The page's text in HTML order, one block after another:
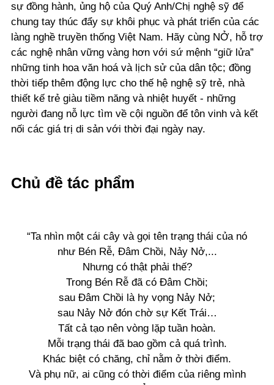
sự đồng hành, ủng hộ của Quý Anh/Chị nghệ sỹ để
chung tay thúc đẩy sự khôi phục và phát triển của các
làng nghề truyền thống Việt Nam. Hãy cùng NỞ, hỗ trợ
các nghệ nhân vững vàng hơn với sứ mệnh “giữ lửa”
những tinh hoa văn hoá và lịch sử của dân tộc; đồng
thời tiếp thêm động lực cho thế hệ nghệ sỹ trẻ, nhà
thiết kế trẻ giàu tiềm năng và nhiệt huyết - những
người đang nỗ lực tìm về cội nguồn để tôn vinh và kết
nối các giá trị di sản với thời đại ngày nay.
Chủ đề tác phẩm
“Ta nhìn một cái cây và gọi tên trạng thái của nó
như Bén Rễ, Đâm Chồi, Nảy Nở,...
Nhưng có thật phải thế?
Trong Bén Rễ đã có Đâm Chồi;
sau Đâm Chồi là hy vọng Nảy Nở;
sau Nảy Nở đón chờ sự Kết Trái…
Tất cả tạo nên vòng lặp tuần hoàn.
Mỗi trạng thái đã bao gồm cả quá trình.
Khác biệt có chăng, chỉ nằm ở thời điểm.
Và phụ nữ, ai cũng có thời điểm của riêng mình